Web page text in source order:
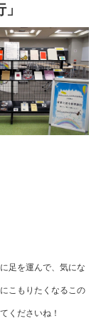
足を運んで、気にな
こもりたくなるこの
くださいね！